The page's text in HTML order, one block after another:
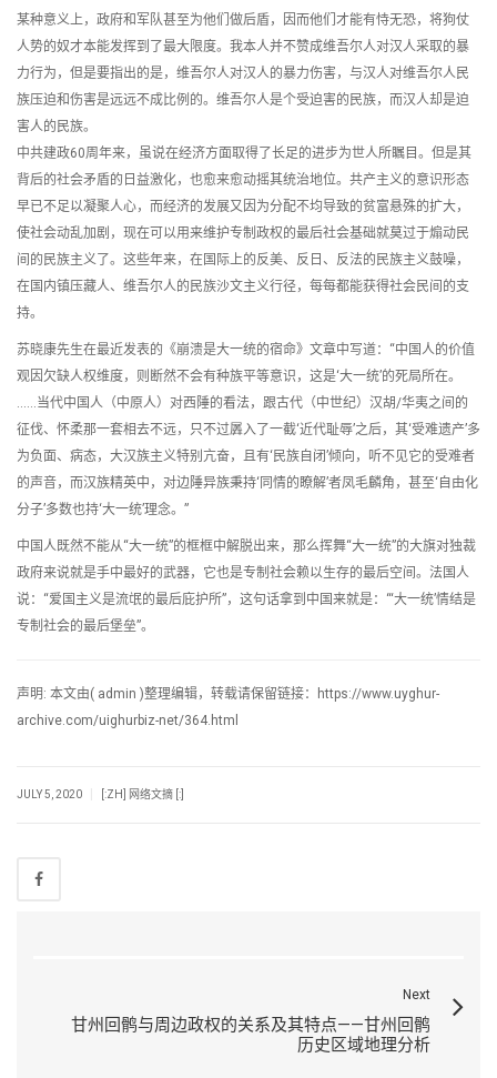
某种意义上，政府和军队甚至为他们做后盾，因而他们才能有恃无恐，将狗仗
人势的奴才本能发挥到了最大限度。我本人并不赞成维吾尔人对汉人采取的暴
力行为，但是要指出的是，维吾尔人对汉人的暴力伤害，与汉人对维吾尔人民
族压迫和伤害是远远不成比例的。维吾尔人是个受迫害的民族，而汉人却是迫
害人的民族。
中共建政60周年来，虽说在经济方面取得了长足的进步为世人所瞩目。但是其
背后的社会矛盾的日益激化，也愈来愈动摇其统治地位。共产主义的意识形态
早已不足以凝聚人心，而经济的发展又因为分配不均导致的贫富悬殊的扩大，
使社会动乱加剧，现在可以用来维护专制政权的最后社会基础就莫过于煽动民
间的民族主义了。这些年来，在国际上的反美、反日、反法的民族主义鼓噪，
在国内镇压藏人、维吾尔人的民族沙文主义行径，每每都能获得社会民间的支
持。
苏晓康先生在最近发表的《崩溃是大一统的宿命》文章中写道：“中国人的价值
观因欠缺人权维度，则断然不会有种族平等意识，这是‘大一统’的死局所在。
……当代中国人（中原人）对西陲的看法，跟古代（中世纪）汉胡/华夷之间的
征伐、怀柔那一套相去不远，只不过羼入了一截‘近代耻辱’之后，其‘受难遗产’多
为负面、病态，大汉族主义特别亢奋，且有‘民族自闭’倾向，听不见它的受难者
的声音，而汉族精英中，对边陲异族秉持‘同情的瞭解’者凤毛麟角，甚至‘自由化
分子’多数也持‘大一统’理念。”
中国人既然不能从“大一统”的框框中解脱出来，那么挥舞“大一统”的大旗对独裁
政府来说就是手中最好的武器，它也是专制社会赖以生存的最后空间。法国人
说：“爱国主义是流氓的最后庇护所”，这句话拿到中国来就是：“‘大一统’情结是
专制社会的最后堡垒”。
声明: 本文由( admin )整理编辑，转载请保留链接：https://www.uyghur-
archive.com/uighurbiz-net/364.html
JULY 5, 2020 [:ZH] 网络文摘 [:]
Next
甘州回鹘与周边政权的关系及其特点——甘州回鹘
历史区域地理分析